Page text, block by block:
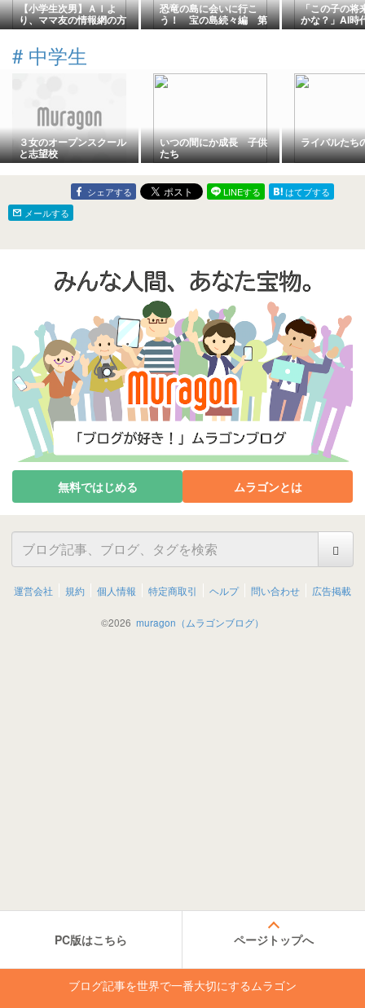
【小学生次男】ＡＩよ
り、ママ友の情報網の方
が遥かにすごい。
恐竜の島に会いに行こ
う！ 宝の島続々編 第
10章 真のヒーローは誰
「この子の将
かな？」AI時
ママができる
# 中学生
３女のオープンスクール
と志望校
いつの間にか成長 子供
たち
ライバルたち
シェアする LINEする
はてブする
メールする
無料ではじめる ムラゴンとは
運営会社 規約 個人情報 特定商取引 ヘルプ 問い合わせ 広告掲載
©2026 muragon（ムラゴンブログ）
PC版はこちら ページトップへ
ブログ記事を世界で一番大切にするムラゴン